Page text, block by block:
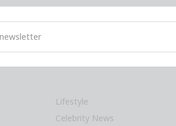
Lifestyle
Celebrity News